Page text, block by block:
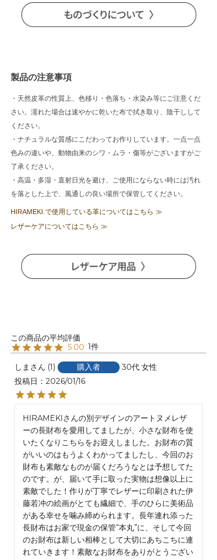
製品の注意事項
・天然皮革の性質上、色移り・色落ち・水染み等にご注意くだ
さい。濡れた場合は速やかに乾いた布で拭き取り、陰干しして
ください。
・ナチュラルな質感にこだわってお作りしています。一点一点
色みの違いや、動物由来のシワ・ムラ・傷等がございますがご
了承ください。
・高温・多湿・直射日光を避け、ご使用にならない時には汚れ
を落とした上で、風通しの良い場所で保管してください。
HIRAMEKI.で使用している革についてはこちら ≫
レザーケアについてはこちら ≫
5.00 1
しま 1 購入者 30代 女性
投稿日
2026/01/16
HIRAMEKIさんの別デザインのアートヌメレザ
ーの長財布を愛用してましたが、小さな財布を使
いたくなりこちらをお迎えしました。お財布の質
がいいのはもうよくわかってましたし、今回のお
財布も素敵なものが届くだろうなとは予想してた
のです。が、届いて手に取った実物は想像以上に
素敵でした！作りが丁寧でレザーに印刷された伊
藤若冲の絵画がとても繊細で、手のひらに美術品
がある幸せを噛み締められます。長年連れ添った
長財布はお家で現金の保管“本丸”に、そして今回
のお財布は新しい相棒として大切にあちこちに連
れていきます！素敵なお財布をありがとうござい